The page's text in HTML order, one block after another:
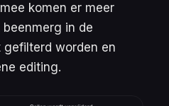
komen er meer
in de
gefilterd worden en
editing.